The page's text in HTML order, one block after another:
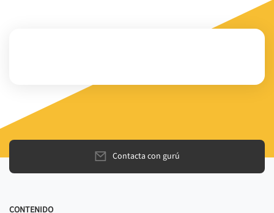
Contacta con gurú
CONTENIDO